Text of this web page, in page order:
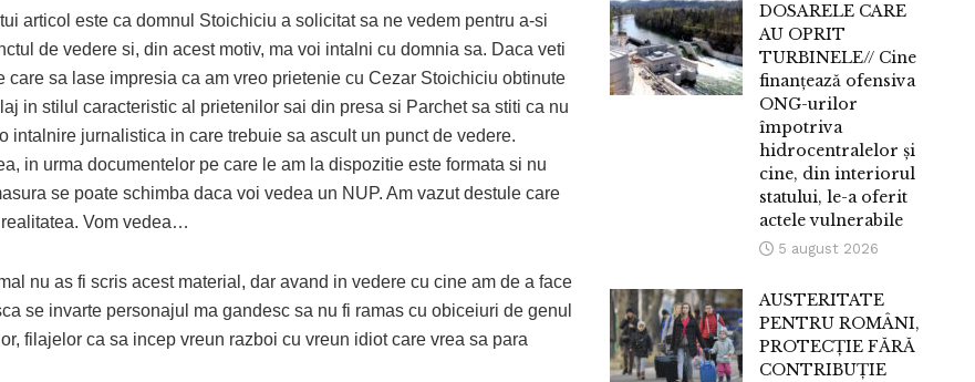
articol este ca domnul Stoichiciu a solicitat sa ne vedem pentru a-si
de vedere si, din acest motiv, ma voi intalni cu domnia sa. Daca veti
care sa lase impresia ca am vreo prietenie cu Cezar Stoichiciu obtinute
in stilul caracteristic al prietenilor sai din presa si Parchet sa stiti ca nu
intalnire jurnalistica in care trebuie sa ascult un punct de vedere.
in urma documentelor pe care le am la dispozitie este formata si nu
se poate schimba daca voi vedea un NUP. Am vazut destule care
Vom vedea…
nu as fi scris acest material, dar avand in vedere cu cine am de a face
se invarte personajul ma gandesc sa nu fi ramas cu obiceiuri de genul
filajelor ca sa incep vreun razboi cu vreun idiot care vrea sa para
DOSARELE CARE
AU OPRIT
TURBINELE// Cine
finanțează ofensiva
ONG-urilor
împotriva
hidrocentralelor și
cine, din interiorul
statului, le-a oferit
actele vulnerabile
5 august 2026
AUSTERITATE
PENTRU ROMÂNI,
PROTECȚIE FĂRĂ
CONTRIBUȚIE